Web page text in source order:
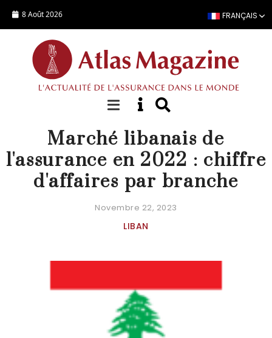
8 Août 2026 FRANÇAIS
STATISTIQUES PAYS
Marché libanais de
l'assurance en 2022 : chiffre
d'affaires par branche
Novembre 22, 2023
LIBAN